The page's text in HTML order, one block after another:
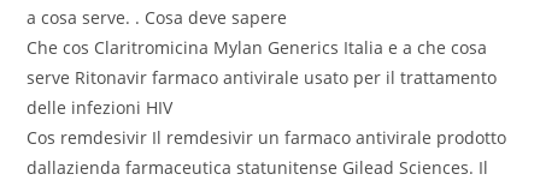
a cosa serve. . Cosa deve sapere
Che cos Claritromicina Mylan Generics Italia e a che cosa
serve Ritonavir farmaco antivirale usato per il trattamento
delle infezioni HIV
Cos remdesivir Il remdesivir un farmaco antivirale prodotto
dallazienda farmaceutica statunitense Gilead Sciences. Il